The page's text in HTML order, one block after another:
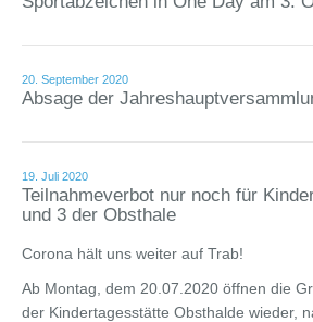
20. September 2020
Absage der
19. Juli 2020
Teilnahmeverbot nur noch für
und 3 der Obsthale
Corona hält uns weiter auf Trab!
Ab Montag, dem 20.07.2020 öffnen die
der Kindertagesstätte Obsthalde wieder,